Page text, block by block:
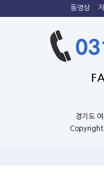
동영상
경기도
Copyright